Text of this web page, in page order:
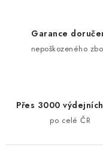
Garance
nepoškozeného
Přes 3000
po celé ČR